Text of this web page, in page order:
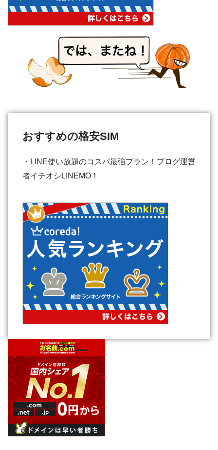
おすすめの格安SIM
・LINE使い放題のコスパ最強プラン！ブログ運営
者イチオシLINEMO！